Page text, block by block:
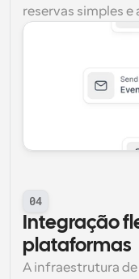
reservas simples
04
Integração
plataformas
A infraestrutura